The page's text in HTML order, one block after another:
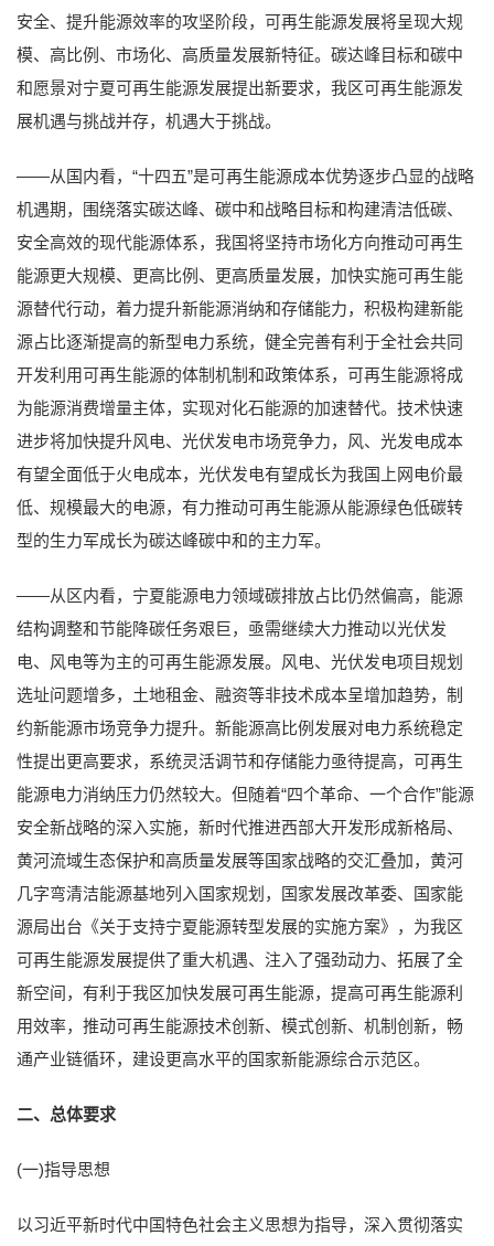
安全、提升能源效率的攻坚阶段，可再生能源发展将呈现大规
模、高比例、市场化、高质量发展新特征。碳达峰目标和碳中
和愿景对宁夏可再生能源发展提出新要求，我区可再生能源发
展机遇与挑战并存，机遇大于挑战。
——从国内看，“十四五”是可再生能源成本优势逐步凸显的战略
机遇期，围绕落实碳达峰、碳中和战略目标和构建清洁低碳、
安全高效的现代能源体系，我国将坚持市场化方向推动可再生
能源更大规模、更高比例、更高质量发展，加快实施可再生能
源替代行动，着力提升新能源消纳和存储能力，积极构建新能
源占比逐渐提高的新型电力系统，健全完善有利于全社会共同
开发利用可再生能源的体制机制和政策体系，可再生能源将成
为能源消费增量主体，实现对化石能源的加速替代。技术快速
进步将加快提升风电、光伏发电市场竞争力，风、光发电成本
有望全面低于火电成本，光伏发电有望成长为我国上网电价最
低、规模最大的电源，有力推动可再生能源从能源绿色低碳转
型的生力军成长为碳达峰碳中和的主力军。
——从区内看，宁夏能源电力领域碳排放占比仍然偏高，能源
结构调整和节能降碳任务艰巨，亟需继续大力推动以光伏发
电、风电等为主的可再生能源发展。风电、光伏发电项目规划
选址问题增多，土地租金、融资等非技术成本呈增加趋势，制
约新能源市场竞争力提升。新能源高比例发展对电力系统稳定
性提出更高要求，系统灵活调节和存储能力亟待提高，可再生
能源电力消纳压力仍然较大。但随着“四个革命、一个合作”能源
安全新战略的深入实施，新时代推进西部大开发形成新格局、
黄河流域生态保护和高质量发展等国家战略的交汇叠加，黄河
几字弯清洁能源基地列入国家规划，国家发展改革委、国家能
源局出台《关于支持宁夏能源转型发展的实施方案》，为我区
可再生能源发展提供了重大机遇、注入了强劲动力、拓展了全
新空间，有利于我区加快发展可再生能源，提高可再生能源利
用效率，推动可再生能源技术创新、模式创新、机制创新，畅
通产业链循环，建设更高水平的国家新能源综合示范区。
二、总体要求
(一)指导思想
以习近平新时代中国特色社会主义思想为指导，深入贯彻落实